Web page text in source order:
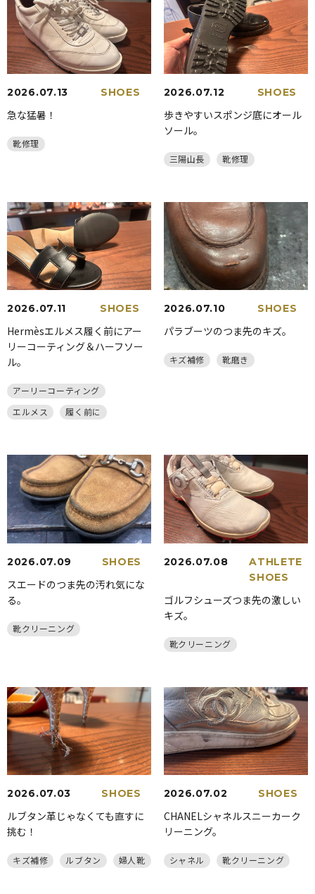
2026.07.13 SHOES
急な猛暑！
靴修理
2026.07.12 SHOES
歩きやすいスポンジ底にオール
ソール。
三陽山長 靴修理
2026.07.11 SHOES
Hermèsエルメス履く前にアー
リーコーティング＆ハーフソー
ル。
アーリーコーティング
エルメス
履く前に
2026.07.10 SHOES
パラブーツのつま先のキズ。
キズ補修 靴磨き
2026.07.09 SHOES
スエードのつま先の汚れ気にな
る。
靴クリーニング
2026.07.08
ATHLETE
SHOES
ゴルフシューズつま先の激しい
キズ。
靴クリーニング
2026.07.03 SHOES
ルブタン革じゃなくても直すに
挑む！
キズ補修 ルブタン 婦人靴
2026.07.02 SHOES
CHANELシャネルスニーカーク
リーニング。
シャネル 靴クリーニング